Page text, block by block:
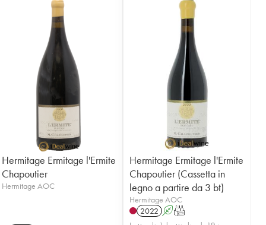
Hermitage Ermitage l'Ermite
Chapoutier
Hermitage AOC
Hermitage Ermitage l'Ermite
Chapoutier (Cassetta in
legno a partire da 3 bt)
Hermitage AOC
2022 AT